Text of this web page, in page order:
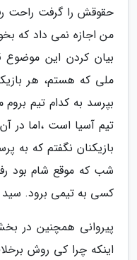
حقوقش را گرفت راحت
من اجازه نمی داد که
بیان کردن این
ملی که هستم، هر
بپرسد به کدام تیم
تیم آسیا است ،اما در
شب که موقع شام بود
کسی به تیمی برود. سید
پیروانی همچنین در
اینکه چرا کی روش